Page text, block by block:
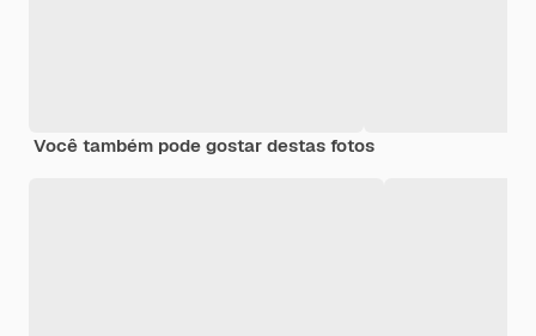
Você também pode gostar destas fotos